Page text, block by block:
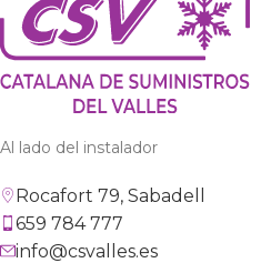
Al lado del instalador
Rocafort 79, Sabadell
659 784 777
info@csvalles.es